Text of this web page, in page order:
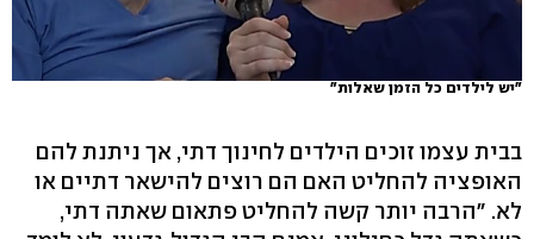
"יש לילדים כל הזמן שאלות"
בבית עצמו זוכים הילדים לחינוך דתי, אך ניתנת להם
האופציה להחליט האם הם רוצים להישאר דתיים או
לא. "הרבה יותר קשה להחליט פתאום שאתה דתי,